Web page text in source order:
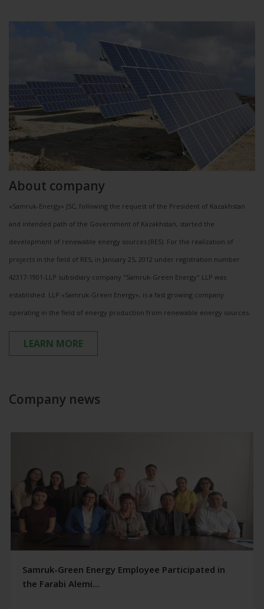
About company
«Samruk-Energy» JSC, following the request of the President of Kazakhstan
and intended path of the Government of Kazakhstan, started the
development of renewable energy sources (RES). For the realization of
projects in the field of RES, in January 25, 2012 under registration number
42317-1901-LLP subsidiary company "Samruk-Green Energy" LLP was
established. LLP «Samruk-Green Energy», is a fast growing company
operating in the field of energy production from renewable energy sources.
LEARN MORE
Company news
Samruk-Green Energy Employee Participated in
the Farabi Alemi...